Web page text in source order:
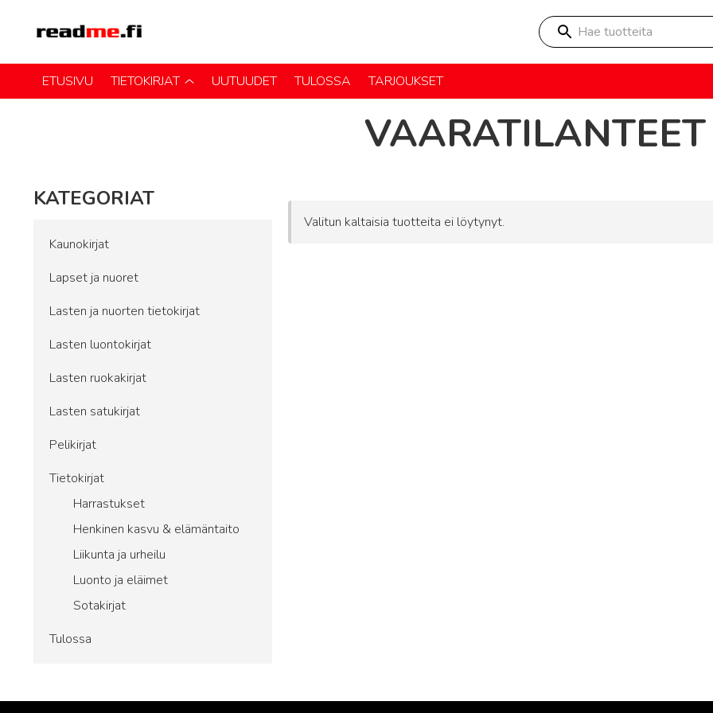
Hae tuotteita
ETUSIVU TIETOKIRJAT UUTUUDET TULOSSA TARJOUKSET
VAARATILANTEET
KATEGORIAT
Kaunokirjat
Lapset ja nuoret
Lasten ja nuorten tietokirjat
Lasten luontokirjat
Lasten ruokakirjat
Lasten satukirjat
Pelikirjat
Tietokirjat
Harrastukset
Henkinen kasvu & elämäntaito
Liikunta ja urheilu
Luonto ja eläimet
Sotakirjat
Tulossa
Valitun kaltaisia tuotteita ei löytynyt.